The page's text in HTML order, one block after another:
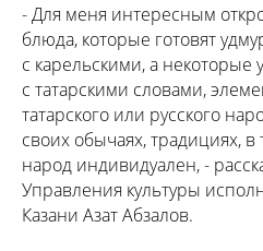
- Для меня интересным
блюда, которые готовят
с карельскими, а некоторые
с татарскими словами,
татарского или русского
своих обычаях, традициях,
народ индивидуален, -
Управления культуры
Казани Азат Абзалов.